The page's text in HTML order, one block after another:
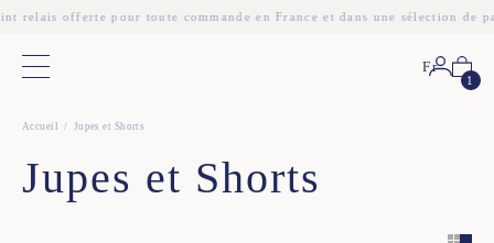
en France et
Menu principal Fr
1
Accueil Jupes et Shorts
Jupes et Shorts